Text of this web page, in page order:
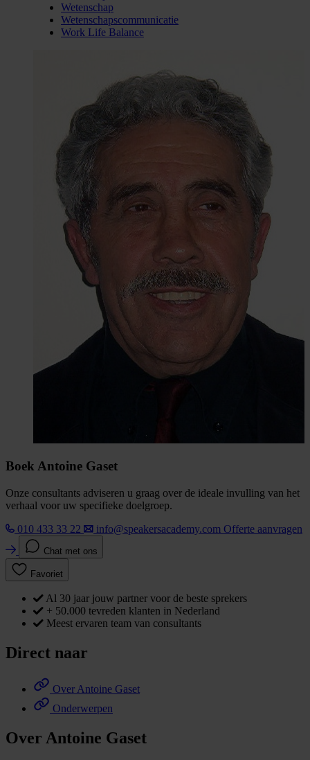
Wetenschap
Wetenschapscommunicatie
Work Life Balance
Boek Antoine Gaset
Onze consultants adviseren u graag over de ideale invulling van het
verhaal voor uw specifieke doelgroep.
010 433 33 22
info@speakersacademy.com Offerte aanvragen
Chat met ons
Favoriet
Al 30 jaar jouw partner voor de beste sprekers
+ 50.000 tevreden klanten in Nederland
Meest ervaren team van consultants
Direct naar
Over Antoine Gaset
Onderwerpen
Over Antoine Gaset